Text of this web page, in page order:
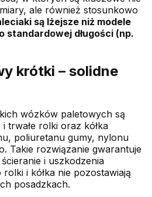
ale również stosunkowo
są lżejsze niż modele
standardowej długości (np.
krótki – solidne
wózków paletowych są
trwałe rolki oraz kółka
poliuretanu gumy, nylonu
Takie rozwiązanie gwarantuje
i uszkodzenia
i kółka nie pozostawiają
posadzkach.